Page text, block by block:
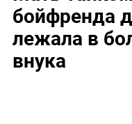
бойфренда
лежала в
внука